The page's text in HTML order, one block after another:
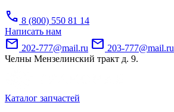
call 8 (800) 550 81 14
Написать нам
mail 202-777@mail.ru mail 203-777@mail.ru
Челны Мензелинский тракт д. 9.
Каталог запчастей